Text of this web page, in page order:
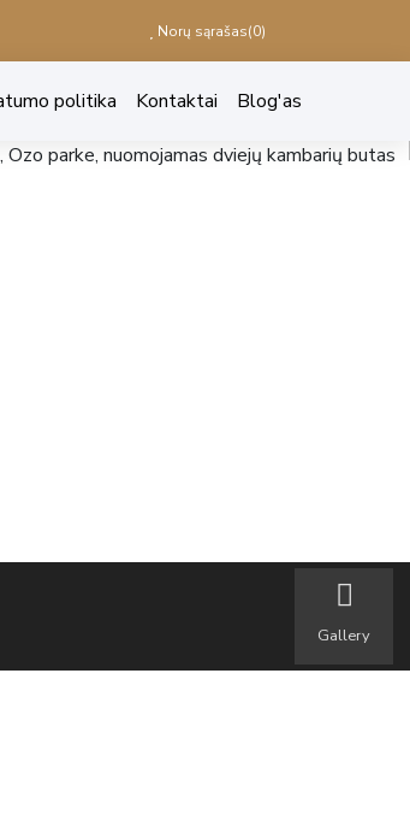
Norų sąrašas(0)
politika Kontaktai Blog'as
Gallery